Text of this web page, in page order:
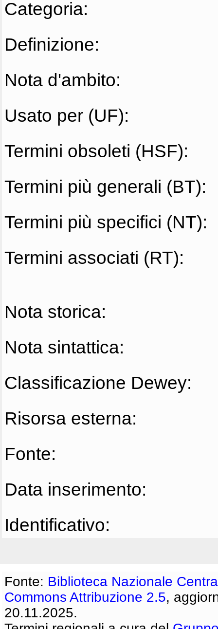
Categoria:
Definizione:
Nota d'ambito:
Usato per (UF):
Termini obsoleti (HSF):
Termini più generali (BT):
Termini più specifici (NT):
Termini associati (RT):
Nota storica:
Nota sintattica:
Classificazione Dewey:
Risorsa esterna:
Fonte:
Data inserimento:
Identificativo:
Fonte: Biblioteca Nazionale
Commons Attribuzione 2.5,
20.11.2025.